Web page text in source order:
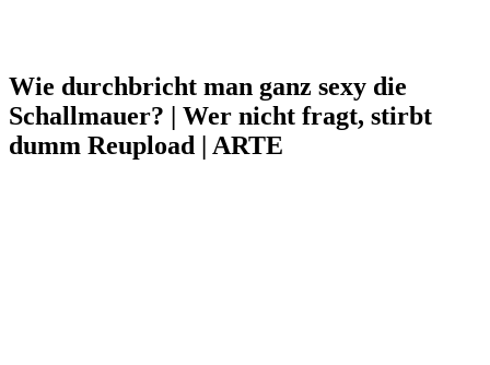
Wie durchbricht man ganz sexy die
Schallmauer? | Wer nicht fragt, stirbt
dumm Reupload | ARTE